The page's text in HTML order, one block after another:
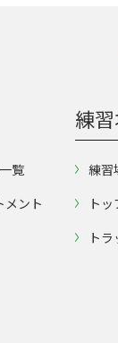
覧
メント
練
練習
ト
ト